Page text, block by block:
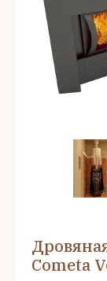
Cometa